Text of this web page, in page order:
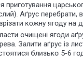
приготування
Аґрус перебрати,
кожну ягоду на
очищені ягоди
Залити аґрус із
близько 5-6